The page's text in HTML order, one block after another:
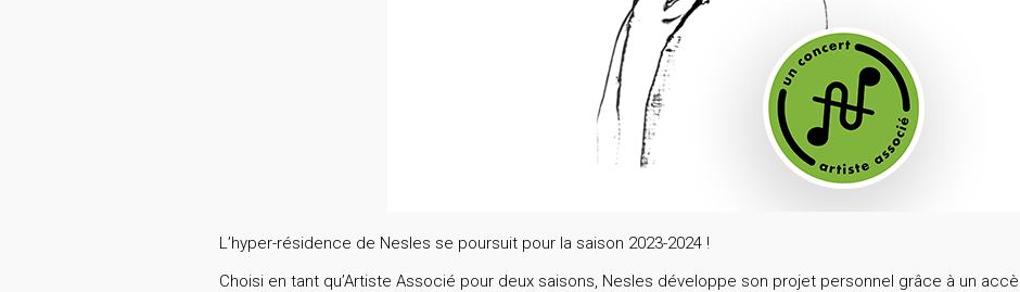
L’hyper-résidence de Nesles se poursuit pour la saison 2023-2024 !
Choisi en tant qu’Artiste Associé pour deux saisons, Nesles développe son projet personnel grâce à un